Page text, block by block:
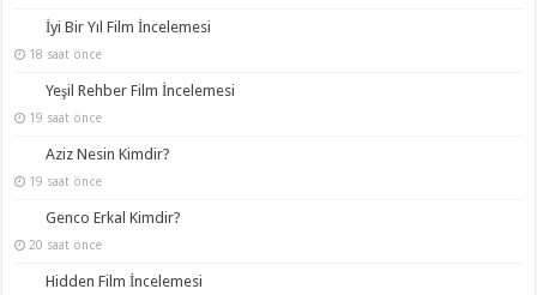
İyi Bir Yıl Film İncelemesi
18 saat önce
Yeşil Rehber Film İncelemesi
19 saat önce
Aziz Nesin Kimdir?
19 saat önce
Genco Erkal Kimdir?
20 saat önce
Hidden Film İncelemesi